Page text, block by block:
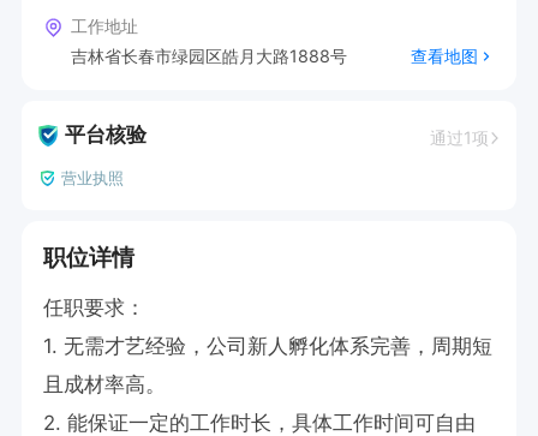
工作地址
吉林省长春市绿园区皓月大路1888号
查看地图
平台核验 通过1项
营业执照
职位详情
任职要求：
1. 无需才艺经验，公司新人孵化体系完善，周期短
且成材率高。
2. 能保证一定的工作时长，具体工作时间可自由